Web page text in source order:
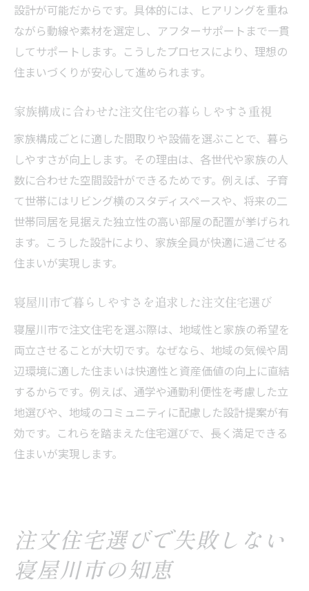
設計が可能だからです。具体的には、ヒアリングを重ね
ながら動線や素材を選定し、アフターサポートまで一貫
してサポートします。こうしたプロセスにより、理想の
住まいづくりが安心して進められます。
家族構成に合わせた注文住宅の暮らしやすさ重視
家族構成ごとに適した間取りや設備を選ぶことで、暮ら
しやすさが向上します。その理由は、各世代や家族の人
数に合わせた空間設計ができるためです。例えば、子育
て世帯にはリビング横のスタディスペースや、将来の二
世帯同居を見据えた独立性の高い部屋の配置が挙げられ
ます。こうした設計により、家族全員が快適に過ごせる
住まいが実現します。
寝屋川市で暮らしやすさを追求した注文住宅選び
寝屋川市で注文住宅を選ぶ際は、地域性と家族の希望を
両立させることが大切です。なぜなら、地域の気候や周
辺環境に適した住まいは快適性と資産価値の向上に直結
するからです。例えば、通学や通勤利便性を考慮した立
地選びや、地域のコミュニティに配慮した設計提案が有
効です。これらを踏まえた住宅選びで、長く満足できる
住まいが実現します。
注文住宅選びで失敗しない
寝屋川市の知恵